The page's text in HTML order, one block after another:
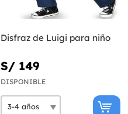
Disfraz de Luigi para niño
S/ 149
DISPONIBLE